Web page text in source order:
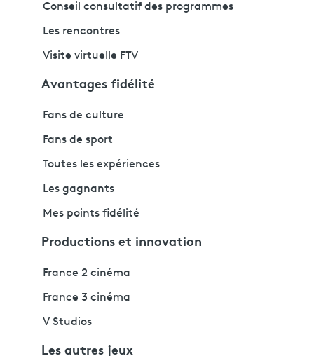
Conseil consultatif des programmes
Les rencontres
Visite virtuelle FTV
Avantages fidélité
Fans de culture
Fans de sport
Toutes les expériences
Les gagnants
Mes points fidélité
Productions et innovation
France 2 cinéma
France 3 cinéma
V Studios
Les autres jeux